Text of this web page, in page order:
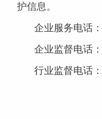
护信息。
企业服务电话：
企业监督电话：
行业监督电话：